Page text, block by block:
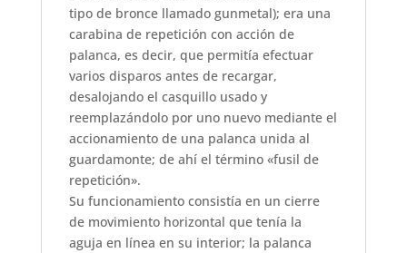
tipo de bronce llamado gunmetal); era una
carabina de repetición con acción de
palanca, es decir, que permitía efectuar
varios disparos antes de recargar,
desalojando el casquillo usado y
reemplazándolo por uno nuevo mediante el
accionamiento de una palanca unida al
guardamonte; de ahí el término «fusil de
repetición».
Su funcionamiento consistía en un cierre
de movimiento horizontal que tenía la
aguja en línea en su interior; la palanca